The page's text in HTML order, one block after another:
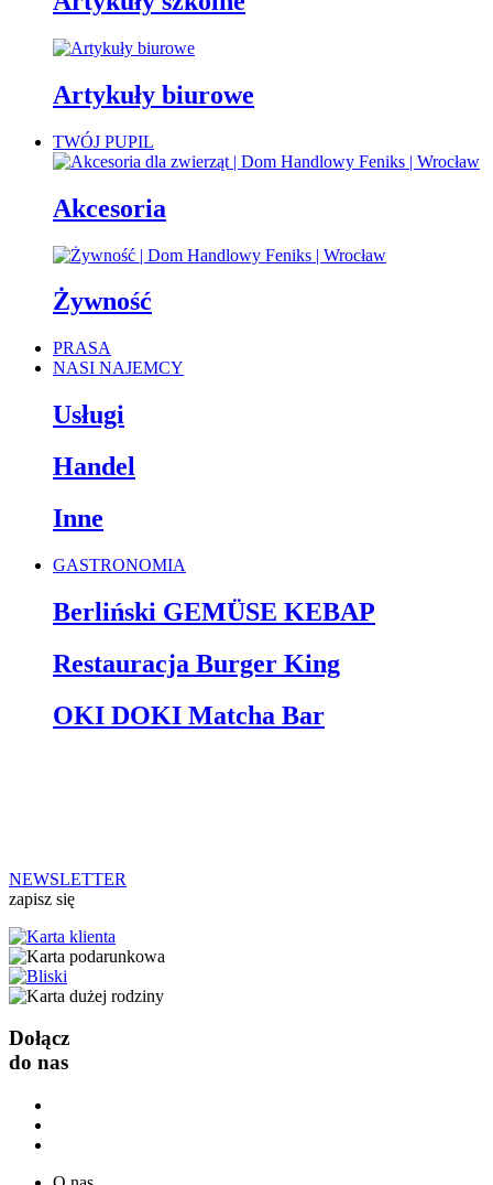
Artykuły biurowe
TWÓJ PUPIL
Akcesoria
Żywność
PRASA
NASI NAJEMCY
Usługi
Handel
Inne
GASTRONOMIA
Berliński GEMÜSE KEBAP
Restauracja Burger King
OKI DOKI Matcha Bar
NEWSLETTER
zapisz się
Dołącz
do nas